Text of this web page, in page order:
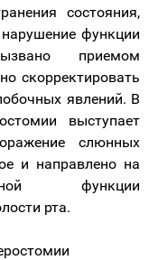
состояния,
функции
приемом
скорректировать
явлений. В
выступает
слюнных
и направлено на
функции
рта.